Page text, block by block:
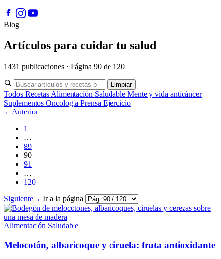
Blog
Artículos para cuidar tu salud
1431 publicaciones · Página 90 de 120
Limpiar
Todos Recetas Alimentación Saludable Mente y vida anticáncer
Suplementos Oncología Prensa Ejercicio
← Anterior
1
…
89
90
91
…
120
Siguiente→ Ir a la página
Alimentación Saludable
Melocotón, albaricoque y ciruela: fruta antioxidante